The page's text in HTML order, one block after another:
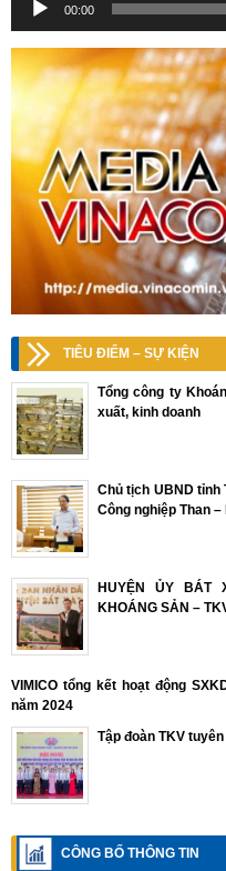
00:00
TIÊU ĐIỂM – SỰ KIỆN
Tổng công ty
xuất, kinh doanh
Chủ tịch UBND tỉnh
Công nghiệp Than
HUYỆN ỦY BÁT
KHOÁNG SẢN –
VIMICO tổng kết hoạt động
năm 2024
Tập đoàn TKV
CÔNG BỐ THÔNG TIN